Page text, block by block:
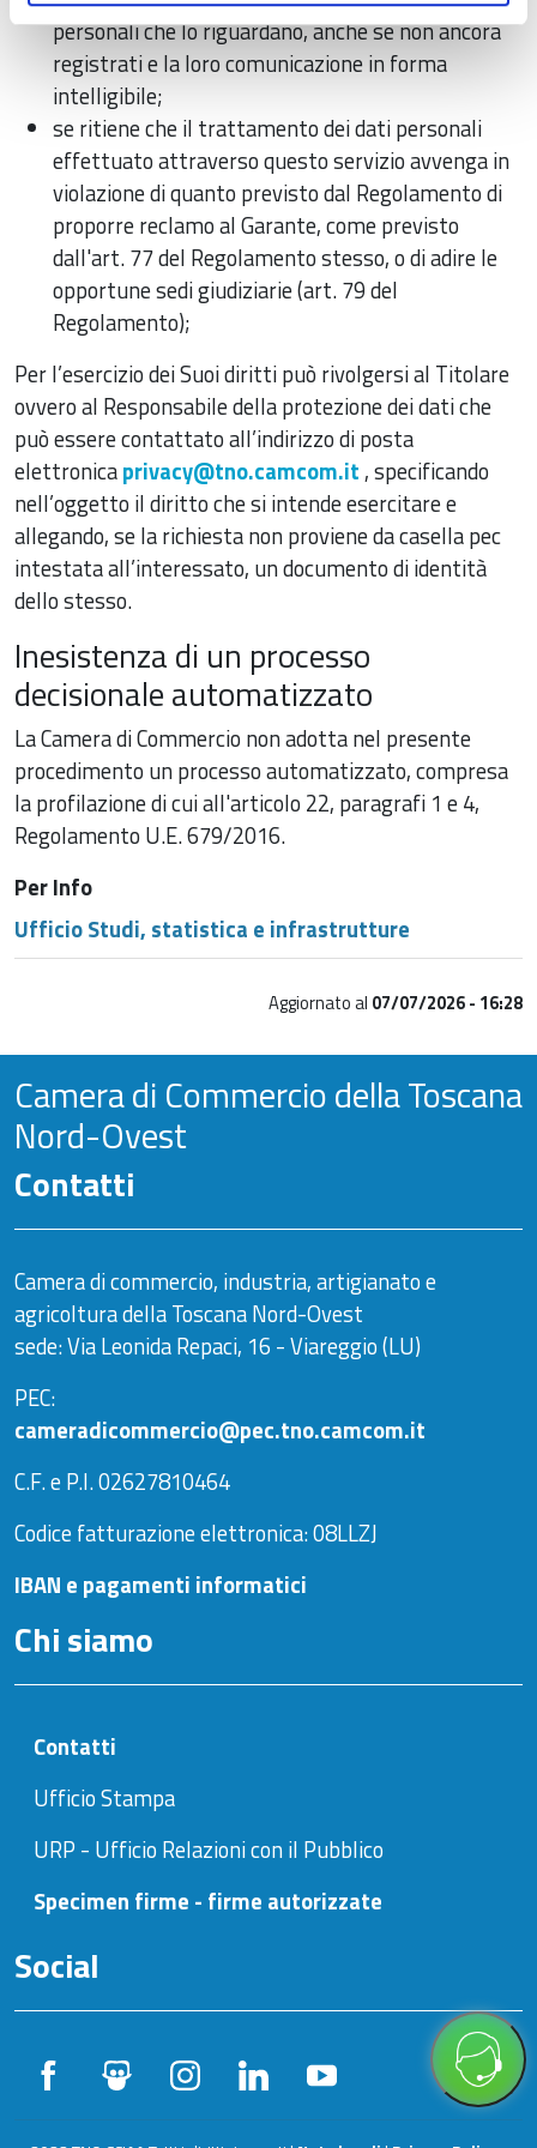
personali che lo riguardano, anche se non ancora
registrati e la loro comunicazione in forma
intelligibile;
se ritiene che il trattamento dei dati personali
effettuato attraverso questo servizio avvenga in
violazione di quanto previsto dal Regolamento di
proporre reclamo al Garante, come previsto
dall'art. 77 del Regolamento stesso, o di adire le
opportune sedi giudiziarie (art. 79 del
Regolamento);
Per l’esercizio dei Suoi diritti può rivolgersi al Titolare
ovvero al Responsabile della protezione dei dati che
può essere contattato all’indirizzo di posta
elettronicaprivacy@tno.camcom.it, specificando
nell’oggetto il diritto che si intende esercitare e
allegando, se la richiesta non proviene da casella pec
intestata all’interessato, un documento di identità
dello stesso.
Inesistenza di un processo
decisionale automatizzato
La Camera di Commercio non adotta nel presente
procedimento un processo automatizzato, compresa
la profilazione di cui all'articolo 22, paragrafi 1 e 4,
Regolamento U.E. 679/2016.
Per Info
Ufficio Studi, statistica e infrastrutture
Aggiornato al 07/07/2026 - 16:28
Camera di Commercio della Toscana
Nord-Ovest
Contatti
Camera di commercio, industria, artigianato e
agricoltura della Toscana Nord-Ovest
sede: Via Leonida Repaci, 16 - Viareggio (LU)
PEC:
cameradicommercio@pec.tno.camcom.it
C.F. e P.I. 02627810464
Codice fatturazione elettronica: 08LLZJ
IBAN e pagamenti informatici
Chi siamo
Contatti
Ufficio Stampa
URP - Ufficio Relazioni con il Pubblico
Specimen firme - firme autorizzate
Social